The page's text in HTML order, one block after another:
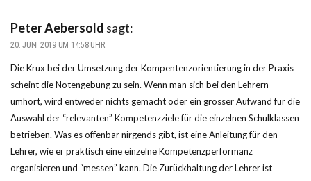
Peter Aebersold sagt:
20. JUNI 2019 UM 14:58 UHR
Die Krux bei der Umsetzung der Kompentenzorientierung in der Praxis
scheint die Notengebung zu sein. Wenn man sich bei den Lehrern
umhört, wird entweder nichts gemacht oder ein grosser Aufwand für die
Auswahl der “relevanten” Kompetenzziele für die einzelnen Schulklassen
betrieben. Was es offenbar nirgends gibt, ist eine Anleitung für den
Lehrer, wie er praktisch eine einzelne Kompetenzperformanz
organisieren und “messen” kann. Die Zurückhaltung der Lehrer ist